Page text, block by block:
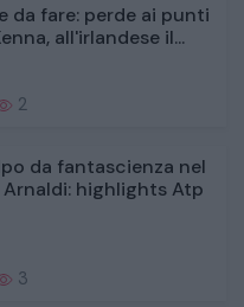
da fare: perde ai punti
all'irlandese il...
2
da fantascienza nel
highlights Atp
3